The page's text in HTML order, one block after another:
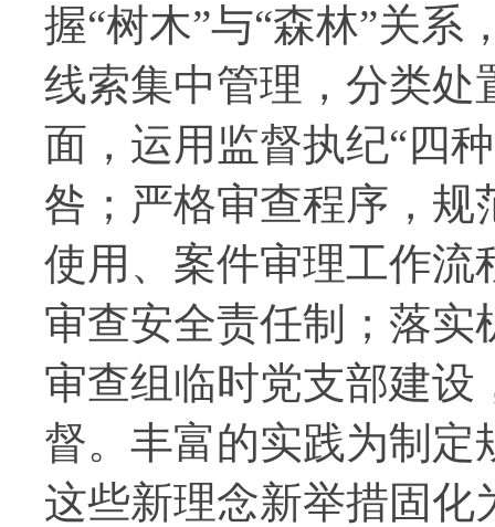
握“树木”与“森林”关系
线索集中管理，分类处
面，运用监督执纪“四
咎；严格审查程序，规
使用、案件审理工作流
审查安全责任制；落实
审查组临时党支部建设
督。丰富的实践为制定
这些新理念新举措固化